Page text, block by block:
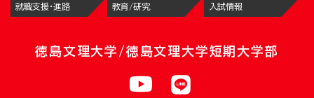
就職支援・進路 教育/研究 入試情報
徳島文理大学/徳島文理大学短期大学部